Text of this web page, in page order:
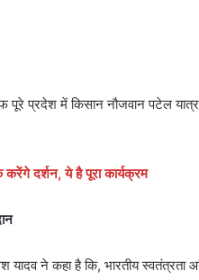
पूरे प्रदेश में किसान नौजवान पटेल
दर्शन, ये है पूरा कार्यक्रम
यादव ने कहा है कि, भारतीय